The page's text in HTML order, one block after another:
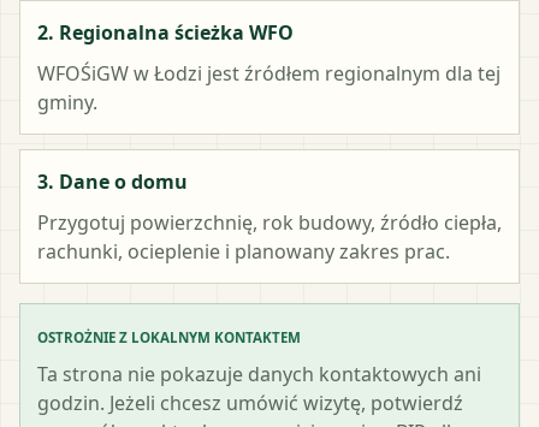
2. Regionalna ścieżka WFO
WFOŚiGW w Łodzi jest źródłem regionalnym dla tej
gminy.
3. Dane o domu
Przygotuj powierzchnię, rok budowy, źródło ciepła,
rachunki, ocieplenie i planowany zakres prac.
OSTROŻNIE Z LOKALNYM KONTAKTEM
Ta strona nie pokazuje danych kontaktowych ani
godzin. Jeżeli chcesz umówić wizytę, potwierdź